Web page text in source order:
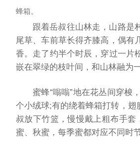
蜂箱。
跟着岳叔往山林走，山路是
尾草、车前草长得齐膝高，偶有
香。走了约半个时辰，穿过一片
嵌在翠绿的枝叶间，和山林融为
蜜蜂“嗡嗡”地在花丛间穿梭
个小绒球;有的绕着蜂箱打转，
叔放下竹篮，慢慢戴上粗布手套
蜜、秋蜜，每季蜜都对应不同时